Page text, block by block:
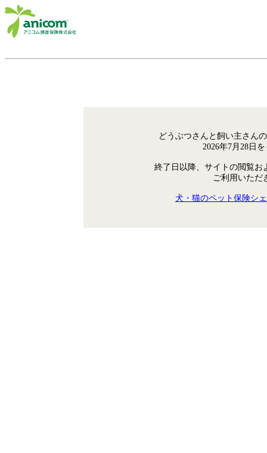
どうぶつさんと飼い主さん
2026年7月28日
終了日以降、サイトの閲覧お
ご利用いただ
犬・猫のペット保険シ